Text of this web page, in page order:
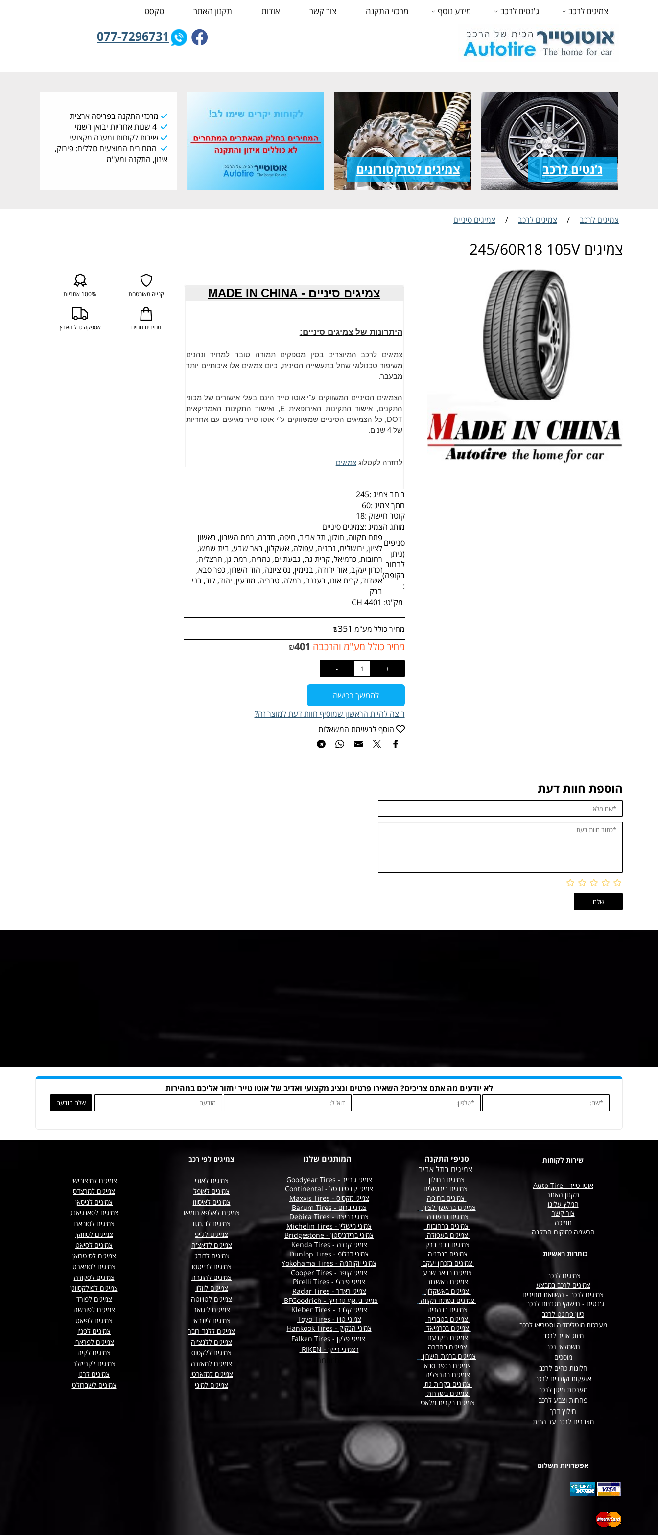
077-7296731
צמיגים לרכב ג'נטים לרכב מידע נוסף מרכזי התקנה צור קשר אודות תקנון האתר טקסט
ג’נטים לרכב צמיגים לטרקטורונים
מרכזי התקנה בפריסה ארצית
שירות לקוחות ומענה מקצועי
המחירים המוצעים כוללים: פירוק,
איזון, התקנה ומע"מ
צמיגים לרכב / צמיגים לרכב / צמיגים סיניים
צמיגים 245/60R18 105V
צמיגים סיניים - MADE IN CHINA
היתרונות של צמיגים סיניים:
צמיגים לרכב המיוצרים בסין מספקים תמורה טובה למחיר ונהנים
משיפור טכנולוגי שחל בתעשייה הסינית, כיום צמיגים אלו איכותיים יותר
מבעבר.
הצמיגים הסיניים המשווקים ע"י אוטו טייר הינם בעלי אישורים של מכוני
התקנים, אישור התקינות האירופאית E, ואישור התקינות האמריקאית
DOT, כל הצמיגים הסיניים שמשווקים ע"י אוטו טייר מגיעים עם אחריות
של 4 שנים.
לחזרה לקטלוגצמיגים
רוחב צמיג :245
חתך צמיג :60
קוטר חישוק :18
מותג הצמיג :צמיגים סיניים
סניפים
(ניתן
לבחור
בקופה)
:
פתח תקווה, חולון, תל אביב, חיפה, חדרה, רמת השרון, ראשון
לציון, ירושלים, נתניה, עפולה, אשקלון, באר שבע, בית שמש,
רחובות, כרמיאל, קרית גת, גבעתיים, נהריה, רמת גן, הרצליה,
זכרון יעקב, אור יהודה, בנימין, נס ציונה, הוד השרון, כפר סבא,
אשדוד, קרית אונו, רעננה, רמלה, טבריה, מודעין, יהוד, לוד, בני
ברק
מק"ט: CH 4401
מחיר כולל מע"מ ₪351
מחיר כולל מע"מ והרכבה ₪401
להמשך רכישה
רוצה להיות הראשון שמוסיף חוות דעת למוצר זה?
הוסף לרשימת המשאלות
קנייה מאובטחת 100% אחריות
מחירים נוחים אספקה כבל הארץ
הוספת חוות דעת
לא יודעים מה אתם צריכים? השאירו פרטים ונציג מקצועי ואדיב של אוטו טייר יחזור אליכם במהירות
שירות לקוחות
אוטו טייר - Auto Tire
תקנון האתר
המלץ עלינו
צור קשר
תמיכה
הרשמה כמיקום התקנה
כותרות ראשיות
צמיגים לרכב
צמיגים לרכב במבצע
צמיגים לרכב - השוואת מחירים
ג'נטים - חישוקי מגנזיום לרכב
כיוון פרונט לרכב
מערכות מוטלימדיה וסטריאו לרכב
מיזוג אוויר לרכב
חשמלאי רכב
מוסכים
חלונות כהים לרכב
אזעקות וקודנים לרכב
מערכות מיגון לרכב
פחחות וצבע לרכב
חילוץ דרך
מצברים לרכב עד הבית
אפשרויות תשלום
סניפי התקנה
צמיגים בתל אביב
צמיגים בחולון
צמיגים בירושלים
צמיגים בחיפה
צמיגים בראשון לציון
צמיגים ברעננה
צמיגיםברחובות
צמיגים בעפולה
צמיגים בבני ברק
צמיגים בנתניה
צמיגים בזכרון יעקב
צמיגים בבאר שבע
צמיגים באשדוד
צמיגים באשקלון
צמיגים בפתח תקווה
צמיגים בנהריה
צמיגים בטבריה
צמיגים בכרמיאל
צמיגים ביקנעם
צמיגים בחדרה
צמיגים ברמת השרון
צמיגים בכפר סבא
צמיגים בהרצליה
צמיגים בקרית גת
צמיגים בשדרות
צמיגים בקרית מלאכי
המותגים שלנו
צמיגי גודייר - Goodyear Tires
צמיגי קונטיננטל - Continental
צמיגי מקסיס - Maxxis Tires
צמיגי ברום - Barum Tires
צמיגי דביצה - Debica Tires
צמיגי מישלין - Michelin Tires
צמיגי ברידג'סטון - Bridgestone
צמיגי קנדה - Kenda Tires
צמיגי דנלופ - Dunlop Tires
צמיגי יוקוהמה - Yokohama Tires
צמיגי קופר - Cooper Tires
צמיגי פירלי - Pirelli Tires
צמיגי ראדר - Radar Tires
צמיגי בי.אף גודריץ' - BFGoodrich
צמיגי קלבר - Kleber Tires
צמיגי טויו - Toyo Tires
צמיגי הנקוק - Hankook Tires
צמיגי פלקן -
Falken Tires
רצמיגי רייקן - RIKEN
mnhrho
צמיגים לפי רכב
צמיגים לאודי
צמיגים לאופל
צמיגים לאיסוזו
צמיגים לאלפא רומיאו
צמיגים לב.מ.וו
צמיגים לג'יפ
צמיגים לדאצ'ה
צמיגים לדודג'
צמיגים לדייטסו
צמיגים להונדה
צמיגים לוולוו
צמיגים לטויוטה
צמיגים ליגואר
צמיגים ליונדאי
צמיגים ללנד רובר
צמיגים ללנצ'יה
צמיגים ללקסוס
צמיגים למאזדה
צמיגים למזארטי
צמיגים למיני
צמיגים למיצובישי
צמיגים למרצדס
צמיגים לניסאן
צמיגים לסאנגיאנג
צמיגים לסובארו
צמיגים לסוזוקי
צמיגים לסיאט
צמיגים לסיטרואן
צמיגים לסמארט
צמיגים לסקודה
צמיגים לפולקסווגן
צמיגים לפורד
צמיגים לפורשה
צמיגים לפיאט
צמיגים לפג'ו
צמיגים לפרארי
צמיגים לקיה
צמיגים לקרייזלר
צמיגים לרנו
צמיגים לשברולט